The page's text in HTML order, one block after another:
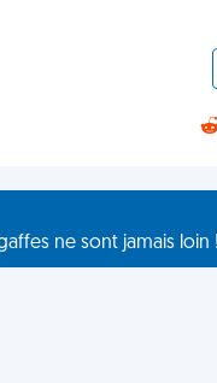
ne sont jamais loin !